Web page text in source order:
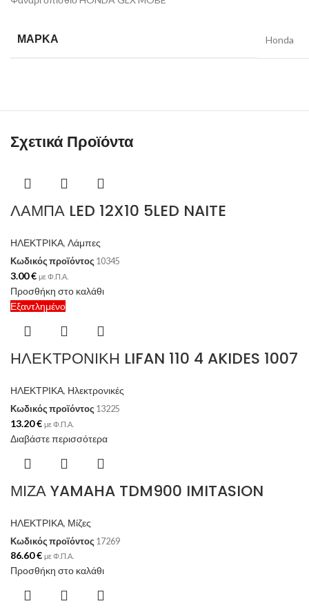
ΜΆΡΚΑ Honda
Σχετικά Προϊόντα
ΛΑΜΠΑ LED 12X10 5LED NAITE
ΗΛΕΚΤΡΙΚΑ, Λάμπες
Κωδικός προϊόντος 10345
3.00€ με Φ.Π.Α.
Προσθήκη στο καλάθι
Εξαντλημένο
ΗΛΕΚΤΡΟΝΙΚΗ LIFAN 110 4 AKIDES 1007
ΗΛΕΚΤΡΙΚΑ, Ηλεκτρονικές
Κωδικός προϊόντος 13225
13.20€ με Φ.Π.Α.
Διαβάστε περισσότερα
ΜΙΖΑ YAMAHA TDM900 IMITASION
ΗΛΕΚΤΡΙΚΑ, Μίζες
Κωδικός προϊόντος 17269
86.60€ με Φ.Π.Α.
Προσθήκη στο καλάθι